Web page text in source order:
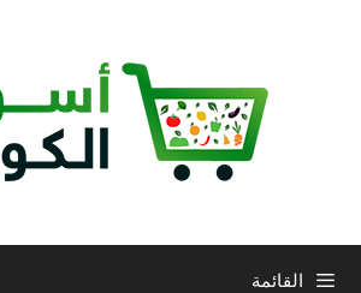
القائمة